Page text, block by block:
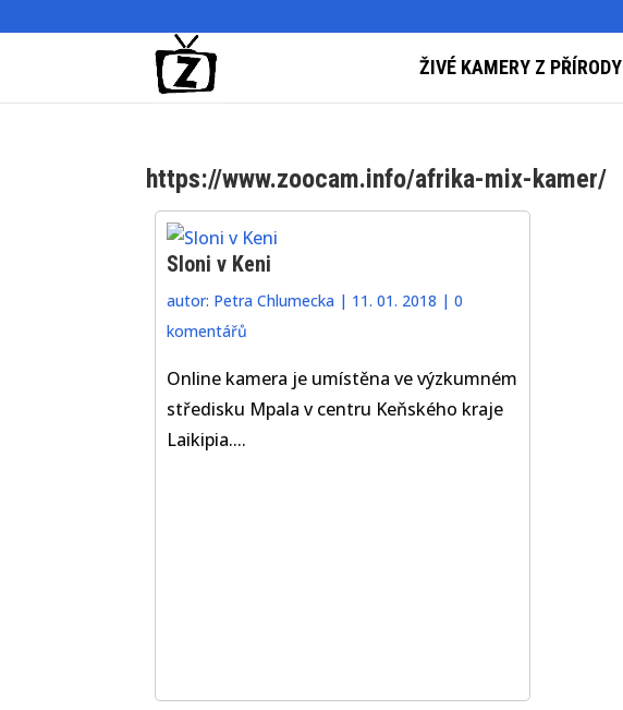
ŽIVÉ KAMERY Z PŘÍRODY
https://www.zoocam.info/afrika-mix-kamer/
Sloni v Keni
autor: Petra Chlumecka| 11. 01. 2018 | 0
komentářů
Online kamera je umístěna ve výzkumném
středisku Mpala v centru Keňského kraje
Laikipia....